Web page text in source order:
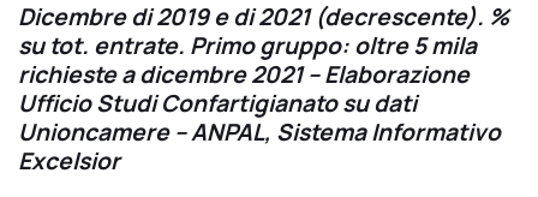
Dicembre di 2019 e di 2021 (decrescente). %
su tot. entrate. Primo gruppo: oltre 5 mila
richieste a dicembre 2021 – Elaborazione
Ufficio Studi Confartigianato su dati
Unioncamere – ANPAL, Sistema Informativo
Excelsior